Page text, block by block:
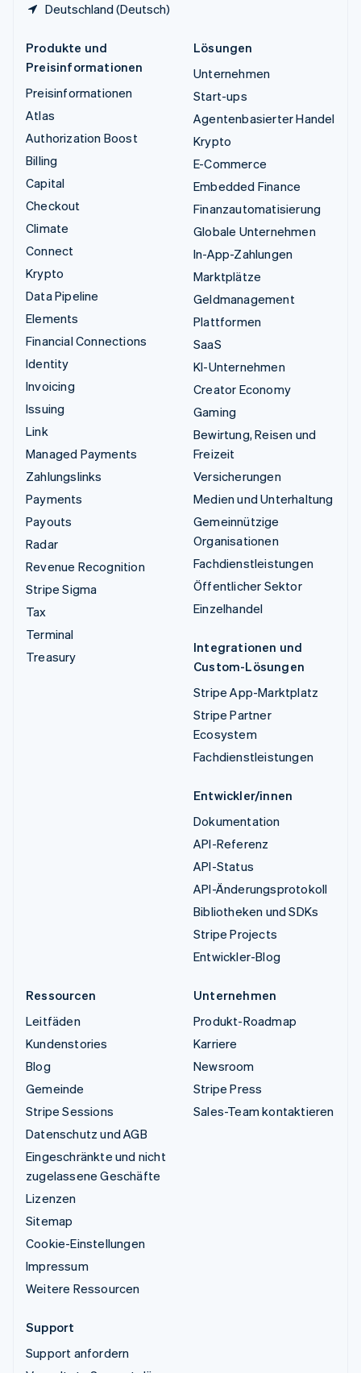
Deutschland (Deutsch)
Produkte und
Preisinformationen
Preisinformationen
Atlas
Authorization Boost
Billing
Capital
Checkout
Climate
Connect
Krypto
Data Pipeline
Elements
Financial Connections
Identity
Invoicing
Issuing
Link
Managed Payments
Zahlungslinks
Payments
Payouts
Radar
Revenue Recognition
Stripe Sigma
Tax
Terminal
Treasury
Lösungen
Unternehmen
Start-ups
Agentenbasierter Handel
Krypto
E-Commerce
Embedded Finance
Finanzautomatisierung
Globale Unternehmen
In-App-Zahlungen
Marktplätze
Geldmanagement
Plattformen
SaaS
KI-Unternehmen
Creator Economy
Gaming
Bewirtung, Reisen und
Freizeit
Versicherungen
Medien und Unterhaltung
Gemeinnützige
Organisationen
Fachdienstleistungen
Öffentlicher Sektor
Einzelhandel
Integrationen und
Custom-Lösungen
Stripe App-Marktplatz
Stripe Partner
Ecosystem
Fachdienstleistungen
Entwickler/innen
Dokumentation
API-Referenz
API-Status
API-Änderungsprotokoll
Bibliotheken und SDKs
Stripe Projects
Entwickler-Blog
Ressourcen
Leitfäden
Kundenstories
Blog
Gemeinde
Stripe Sessions
Datenschutz und AGB
Eingeschränkte und nicht
zugelassene Geschäfte
Lizenzen
Sitemap
Cookie-Einstellungen
Impressum
Weitere Ressourcen
Unternehmen
Produkt-Roadmap
Karriere
Newsroom
Stripe Press
Sales-Team kontaktieren
Support
Support anfordern